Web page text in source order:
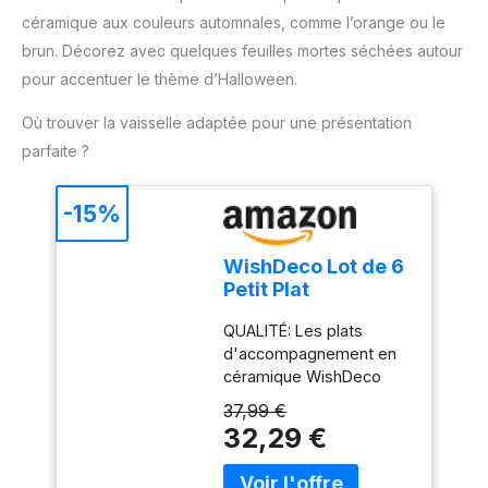
confortable et un
changement rapide des
accessoires. Compact et
quotidien : Léger, doté
mixeur est facile à ranger
et parfait pour toutes vos
tâches de cuisine.
céramique aux couleurs automnales, comme l’orange ou le
brun. Décorez avec quelques feuilles mortes séchées autour
pour accentuer le thème d’Halloween.
Où trouver la vaisselle adaptée pour une présentation
parfaite ?
WishDeco Lot de 6
Petit Plat
Assiette Blanche
23x12 cm, Plat
Service Porcelaine,
Assiettes Plates
pour Dessert,
Sushi, Gâteau,
Salade, Entrée
QUALITÉ: Les plats
d'accompagnement en
céramique WishDeco
porcelaine
professionnelle durable,
les plats sont résistants
37,99 €
32,29 €
-15%